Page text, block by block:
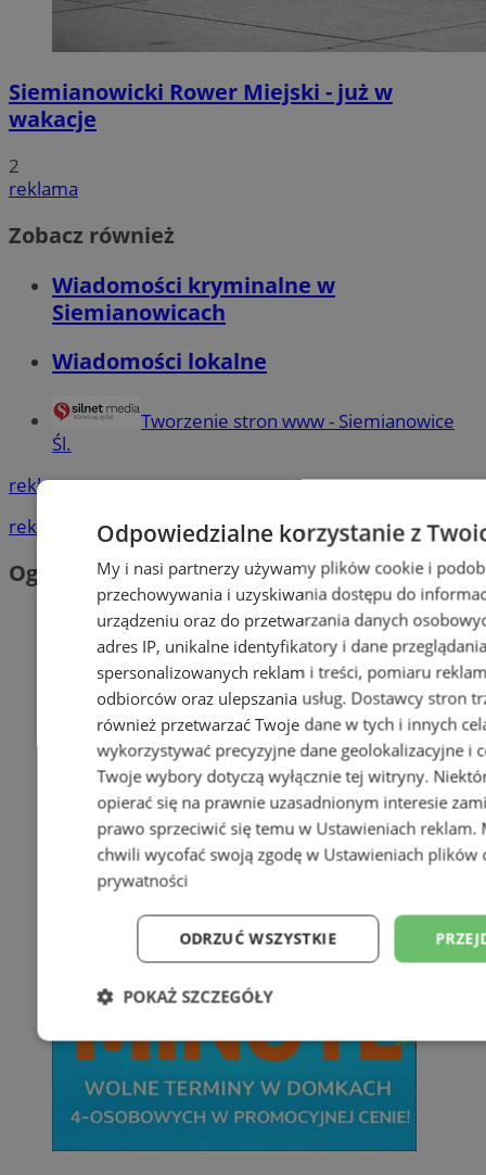
Siemianowicki Rower Miejski - już w
wakacje
2
reklama
Zobacz również
Wiadomości kryminalne w
Siemianowicach
Wiadomości lokalne
Tworzenie stron www - Siemianowice
Śl.
reklama
reklama
Ogłoszenia
Odpowiedzialne korzystanie z
My i nasi partnerzy używamy plików cookie i
przechowywania i uzyskiwania dostępu do
urządzeniu oraz do przetwarzania danych
adres IP, unikalne identyfikatory i dane
spersonalizowanych reklam i treści, pomiaru
odbiorców oraz ulepszania usług. Dostawcy stron
również przetwarzać Twoje dane w tych i innych
wykorzystywać precyzyjne dane geolokalizacyjne i
Twoje wybory dotyczą wyłącznie tej witryny.
opierać się na prawnie uzasadnionym interesie
prawo sprzeciwić się temu w Ustawieniach reklam.
chwili wycofać swoją zgodę w Ustawieniach plików
prywatności
ODRZUĆ WSZYSTKIE
POKAŻ SZCZEGÓŁY
Niezbędne Wydajność
Niesklasyfikowane